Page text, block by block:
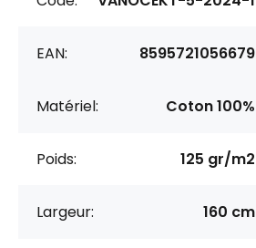
EAN: 8595721056679
Matériel: Coton 100%
Poids: 125 gr/m2
Largeur: 160 cm